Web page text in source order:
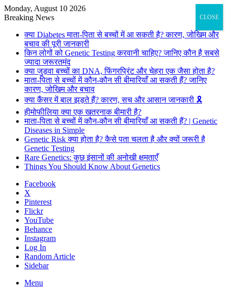
Monday, August 10 2026
Breaking News
क्या Diabetes माता-पिता से बच्चों में आ सकती है? कारण, जोखिम और
बचाव की पूरी जानकारी
किन लोगों को Genetic Testing करवानी चाहिए? जानिए कौन है सबसे
ज्यादा जरूरतमंद
क्या जुड़वा बच्चों का DNA, फिंगरप्रिंट और चेहरा एक जैसा होता है?
माता-पिता से बच्चों में कौन-कौन सी बीमारियाँ आ सकती हैं? जानिए
कारण, जोखिम और बचाव
क्या कैंसर में बाल झड़ते हैं? कारण, सच और आसान जानकारी 🎗️
हीमोफीलिया क्या एक खतरनाक बीमारी है?
माता-पिता से बच्चों में कौन-कौन सी बीमारियाँ आ सकती हैं? | Genetic
Diseases in Simple
Genetic Risk क्या होता है? कैसे पता चलता है और क्यों जरूरी है
Genetic Testing
Rare Genetics: कुछ इंसानों की अनोखी क्षमताएँ
Things You Should Know About Genetics
Facebook
X
Pinterest
Flickr
YouTube
Behance
Instagram
Log In
Random Article
Sidebar
Menu
CLOSE